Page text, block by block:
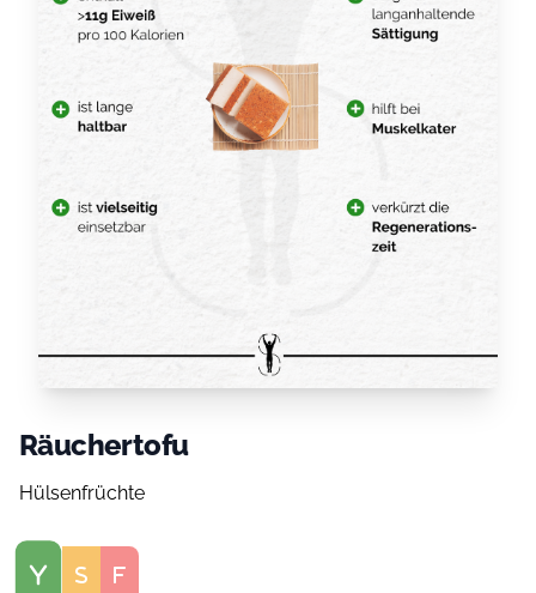
Räuchertofu
Hülsenfrüchte
Score